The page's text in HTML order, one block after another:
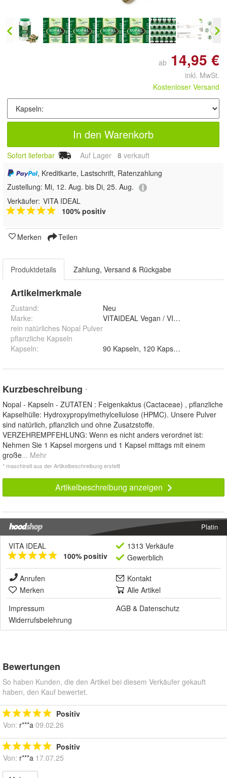
ab 14,95 €
inkl. MwSt.
Kostenloser Versand
In den Warenkorb
Sofort lieferbar Auf Lager 8 verkauft
, Kreditkarte, Lastschrift, Ratenzahlung
Zustellung: Mi, 12. Aug. bis Di, 25. Aug.
Verkäufer: VITA IDEAL
100% positiv
Merken Teilen
Produktdetails Zahlung, Versand & Rückgabe
Artikelmerkmale
Zustand:
Neu
Marke:
VITAIDEAL Vegan / VITAIDEAL
rein natürliches Nopal Pulver
pflanzliche Kapseln
Kapseln:
Kurzbeschreibung *
Nopal - Kapseln - ZUTATEN : Feigenkaktus (Cactaceae) , pflanzliche
Kapselhülle: Hydroxypropylmethylcellulose (HPMC). Unsere Pulver
sind natürlich, pflanzlich und ohne Zusatzstoffe.
VERZEHREMPFEHLUNG: Wenn es nicht anders verordnet ist:
Nehmen Sie 1 Kapsel morgens und 1 Kapsel mittags mit einem
große... Mehr
* maschinell aus der Artikelbeschreibung erstellt
Artikelbeschreibung anzeigen
Platin
VITA IDEAL
100% positiv
1313 Verkäufe
Gewerblich
Anrufen
Kontakt
Merken
Alle Artikel
Impressum
AGB & Datenschutz
Widerrufsbelehrung
Bewertungen
So haben Kunden, die den Artikel bei diesem Verkäufer gekauft
haben, den Kauf bewertet.
Positiv
Von: r***a 09.02.26
Positiv
Von: r***a 17.07.25